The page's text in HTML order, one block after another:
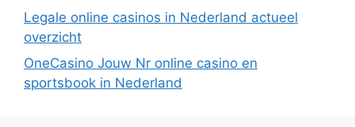
Legale online casinos in Nederland actueel
overzicht
OneCasino Jouw Nr online casino en
sportsbook in Nederland